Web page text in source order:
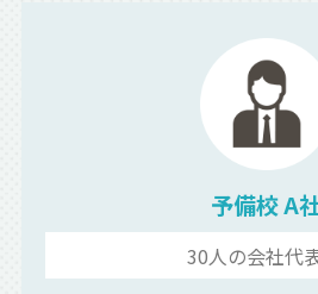
予備校 A
30人の会社代